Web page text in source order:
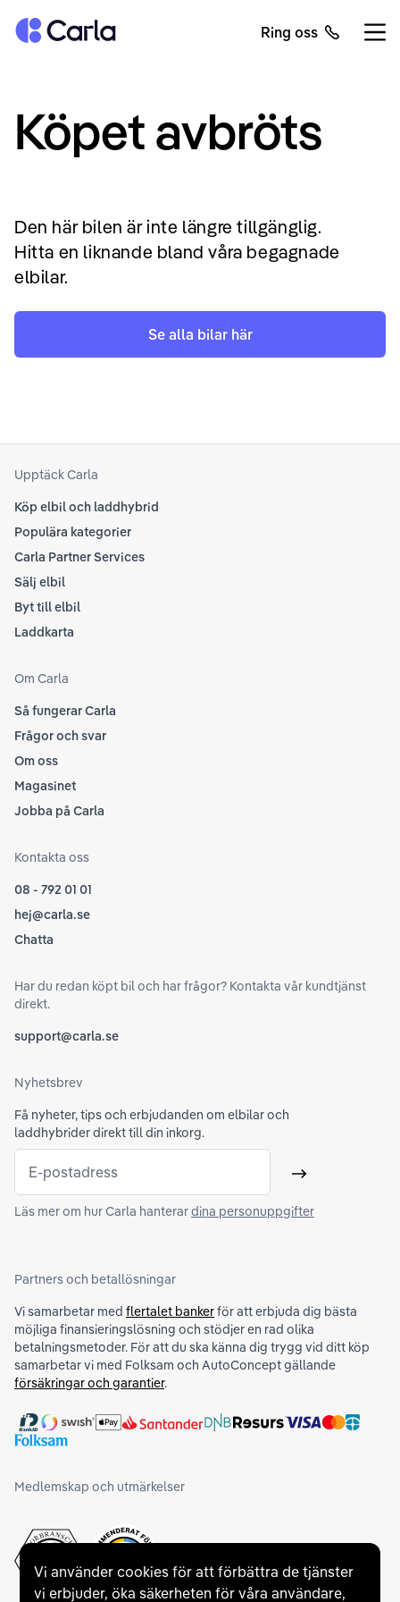
Vi använder cookies för att förbättra de tjänster
vi erbjuder, öka säkerheten för våra användare,
Tillbaka till startsidan Ring oss
Köpet avbröts
Den här bilen är inte längre tillgänglig.
Hitta en liknande bland våra begagnade
elbilar.
Se alla bilar här
Upptäck Carla
Köp elbil och laddhybrid
Populära kategorier
Carla Partner Services
Sälj elbil
Byt till elbil
Laddkarta
Om Carla
Så fungerar Carla
Frågor och svar
Om oss
Magasinet
Jobba på Carla
Kontakta oss
08 - 792 01 01
hej@carla.se
Chatta
Har du redan köpt bil och har frågor? Kontakta vår kundtjänst
direkt.
support@carla.se
Nyhetsbrev
Få nyheter, tips och erbjudanden om elbilar och
laddhybrider direkt till din inkorg.
E-postadress Skicka
Läs mer om hur Carla hanterardina personuppgifter
Partners och betallösningar
Vi samarbetar med flertalet bankerför att erbjuda dig bästa
möjliga finansieringslösning och stödjer en rad olika
betalningsmetoder. För att du ska känna dig trygg vid ditt köp
samarbetar vi med Folksam och AutoConcept gällande
försäkringar och garantier.
Medlemskap och utmärkelser